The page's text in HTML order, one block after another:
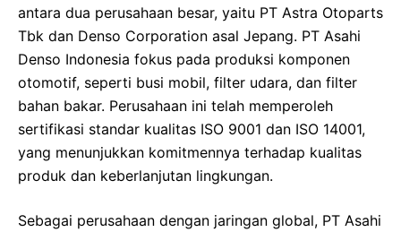
antara dua perusahaan besar, yaitu PT Astra Otoparts
Tbk dan Denso Corporation asal Jepang. PT Asahi
Denso Indonesia fokus pada produksi komponen
otomotif, seperti busi mobil, filter udara, dan filter
bahan bakar. Perusahaan ini telah memperoleh
sertifikasi standar kualitas ISO 9001 dan ISO 14001,
yang menunjukkan komitmennya terhadap kualitas
produk dan keberlanjutan lingkungan.
Sebagai perusahaan dengan jaringan global, PT Asahi